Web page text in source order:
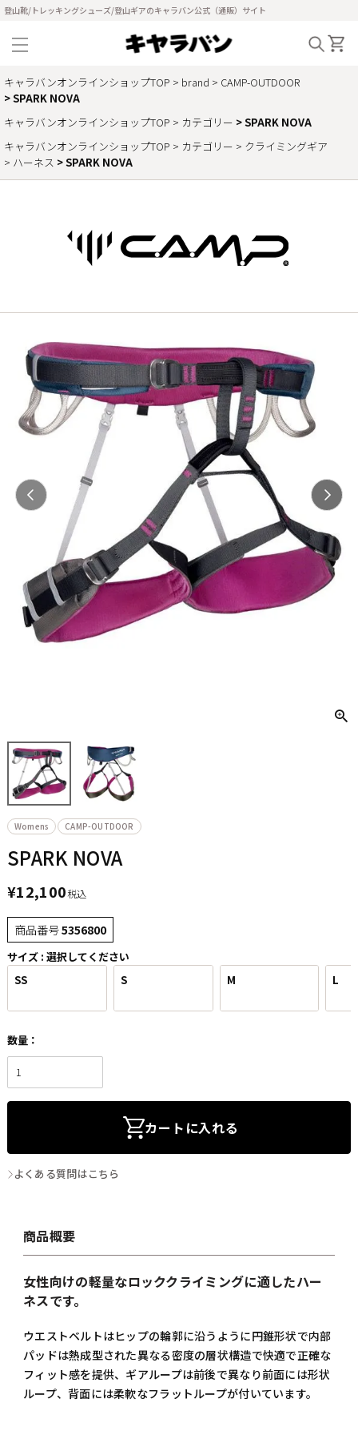
登山靴/トレッキングシューズ/登山ギアのキャラバン公式（通販）サイト
キャラバンオンラインショップTOP brand
CAMP-OUTDOOR
SPARK NOVA
キャラバンオンラインショップTOP
カテゴリー
SPARK NOVA
キャラバンオンラインショップTOP
カテゴリー
クライミングギア
ハーネス
SPARK NOVA
Womens CAMP-OUTDOOR
SPARK NOVA
¥12,100税込
商品番号5356800
サイズ 選択してください
SS
S M L
カートに入れる
よくある質問はこちら
商品概要
女性向けの軽量なロッククライミングに適したハー
ネスです。
ウエストベルトはヒップの輪郭に沿うように円錐形状で内部
パッドは熱成型された異なる密度の層状構造で快適で正確な
フィット感を提供、ギアループは前後で異なり前面には形状
ループ、背面には柔軟なフラットループが付いています。